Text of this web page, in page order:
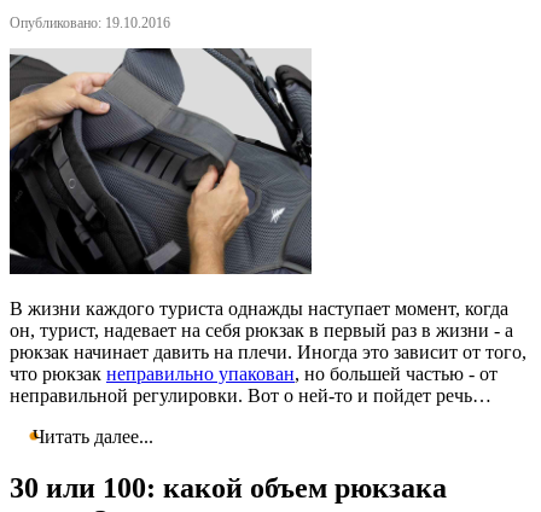
Опубликовано: 19.10.2016
В жизни каждого туриста однажды наступает момент, когда
он, турист, надевает на себя рюкзак в первый раз в жизни - а
рюкзак начинает давить на плечи. Иногда это зависит от того,
что рюкзак неправильно упакован, но большей частью - от
неправильной регулировки. Вот о ней-то и пойдет речь…
Читать далее...
30 или 100: какой объем рюкзака